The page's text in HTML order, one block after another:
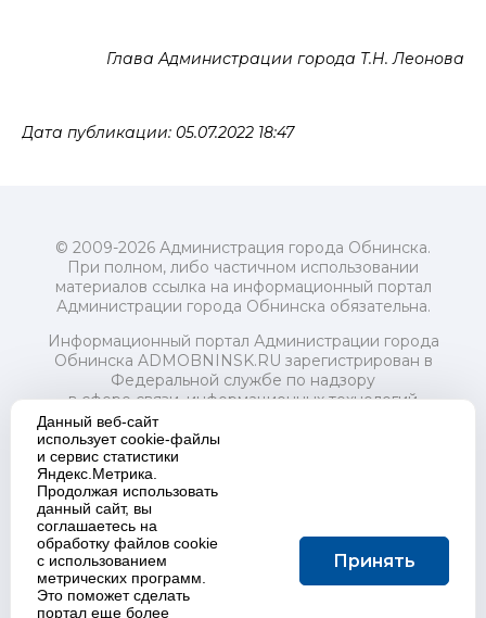
Глава Администрации города Т.Н. Леонова
Дата публикации: 05.07.2022 18:47
© 2009-2026 Администрация города Обнинска.
При полном, либо частичном использовании
материалов ссылка на информационный портал
Администрации города Обнинска обязательна.
Информационный портал Администрации города
Обнинска ADMOBNINSK.RU зарегистрирован в
Федеральной службе по надзору
в сфере связи, информационных технологий
и массовых коммуникаций (Роскомнадзор) 24 июля
2018 года.
Свидетельство о регистрации Эл № ФС77-73321
Учредитель: Администрация (исполнительно-
распорядительный орган) городского округа "Город
Обнинск". Главный редактор: Байкова Е.А.
Адрес электронной почты Редакции:
redactor@admobninsk.ru
Телефон Редакции: +7 (484) 395-85-85
Настоящий ресурс содержит материалы 18+
Данный веб-сайт
использует cookie-файлы
и сервис статистики
Яндекс.Метрика.
Продолжая использовать
данный сайт, вы
соглашаетесь на
обработку файлов cookie
с использованием
метрических программ.
Это поможет сделать
портал еще более
Принять